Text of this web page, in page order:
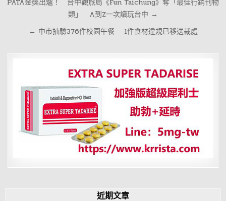
PATA金獎出爐！ 台中觀旅局《Fun Taichung》奪「最佳行銷刊物
類」 A到Z一次讀玩台中 →
← 中市抽驗376件校園午餐 1件食材違規已移送裁處
近期文章